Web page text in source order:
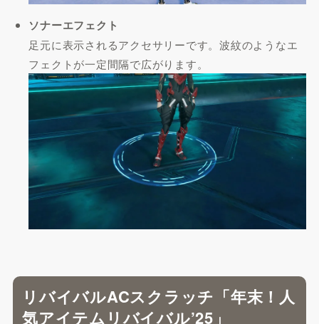
ソナーエフェクト
足元に表示されるアクセサリーです。波紋のようなエ
フェクトが一定間隔で広がります。
リバイバルACスクラッチ「年末！人
気アイテムリバイバル’25」